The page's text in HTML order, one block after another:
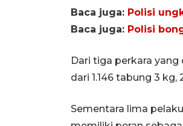
Baca juga: Polisi
Baca juga: Polisi
Dari tiga perkara
dari 1.146 tabung 3
​Sementara lima